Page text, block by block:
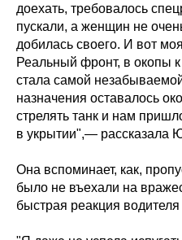
доехать, требовалось
пускали, а женщин не
добилась своего. И вот
Реальный фронт, в окопы
стала самой
назначения оставалось
стрелять танк и нам
в укрытии",— рассказала
Она вспоминает, как,
было не въехали на
быстрая реакция водителя